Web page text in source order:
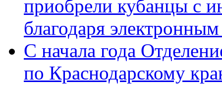
приобрели кубанцы с
благодаря
С начала года
по Краснодарскому